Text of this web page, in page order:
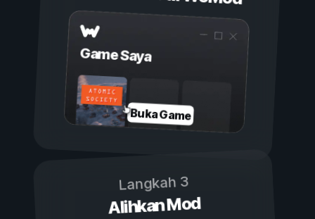
Game Saya
Buka Game
Langkah 3
Alihkan Mod